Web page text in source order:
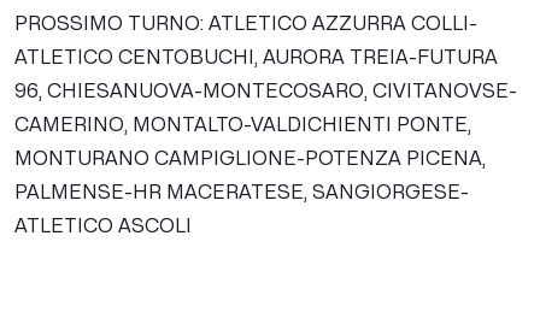
PROSSIMO TURNO: ATLETICO AZZURRA COLLI-
ATLETICO CENTOBUCHI, AURORA TREIA-FUTURA
96, CHIESANUOVA-MONTECOSARO, CIVITANOVSE-
CAMERINO, MONTALTO-VALDICHIENTI PONTE,
MONTURANO CAMPIGLIONE-POTENZA PICENA,
PALMENSE-HR MACERATESE, SANGIORGESE-
ATLETICO ASCOLI